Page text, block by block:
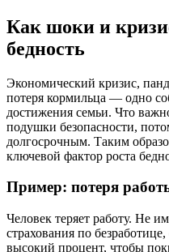
Как шоки и
бедность
Экономический кризис,
потеря кормильца — одно
достижения семьи. Что
подушки безопасности,
долгосрочным. Таким
ключевой фактор роста
Пример: потеря
Человек теряет работу. Не
страхования по
высокий процент, чтобы